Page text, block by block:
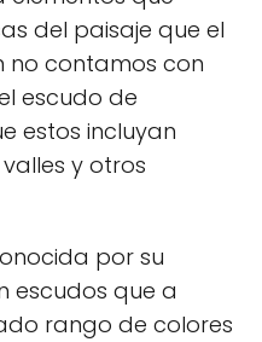
del paisaje que el
no contamos con
escudo de
estos incluyan
y otros
por su
escudos que a
rango de colores